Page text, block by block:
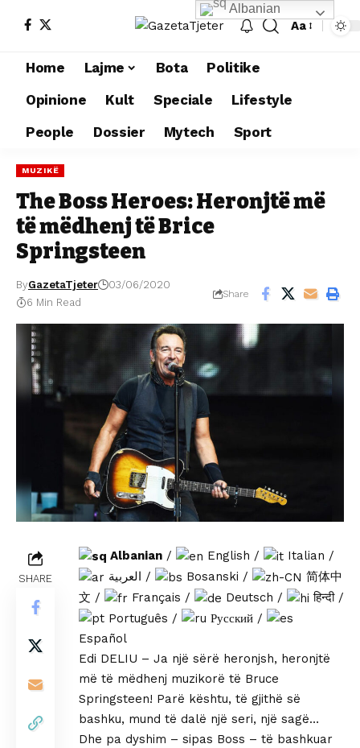
Aa
Home Lajme Bota
Politike
Opinione
Kult Speciale
Lifestyle
People
Dossier Mytech Sport
MUZIKË
The Boss Heroes: Heronjtë më
të mëdhenj të Brice
Springsteen
ByGazetaTjeter
03/06/2020
6 Min Read
Share
SHARE
Albanian / English / Italian /
العربية / Bosanski /
简体中
文 / Français / Deutsch / हिन्दी/
Português / Русский /
Español
Edi DELIU – Ja një sërë heronjsh, heronjtë
më të mëdhenj muzikorë të Bruce
Springsteen! Parë kështu, të gjithë së
bashku, mund të dalë një seri, një sagë…
Dhe pa dyshim – sipas Boss – të bashkuar
Albanian